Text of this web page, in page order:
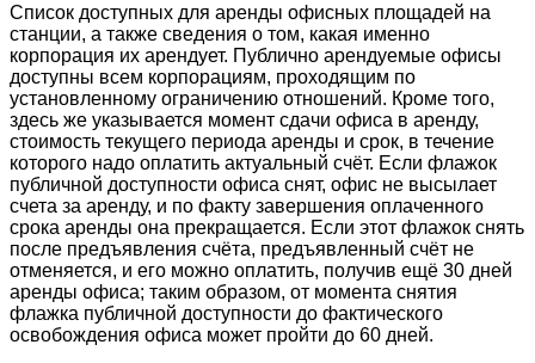
Список доступных для аренды офисных площадей на
станции, а также сведения о том, какая именно
корпорация их арендует. Публично арендуемые офисы
доступны всем корпорациям, проходящим по
установленному ограничению отношений. Кроме того,
здесь же указывается момент сдачи офиса в аренду,
стоимость текущего периода аренды и срок, в течение
которого надо оплатить актуальный счёт. Если флажок
публичной доступности офиса снят, офис не высылает
счета за аренду, и по факту завершения оплаченного
срока аренды она прекращается. Если этот флажок снять
после предъявления счёта, предъявленный счёт не
отменяется, и его можно оплатить, получив ещё 30 дней
аренды офиса; таким образом, от момента снятия
флажка публичной доступности до фактического
освобождения офиса может пройти до 60 дней.